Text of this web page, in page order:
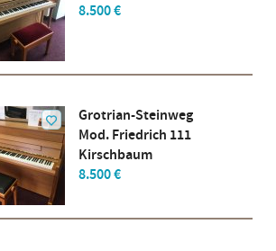
8.500 €
Grotrian-Steinweg
Mod. Friedrich 111
Kirschbaum
8.500 €